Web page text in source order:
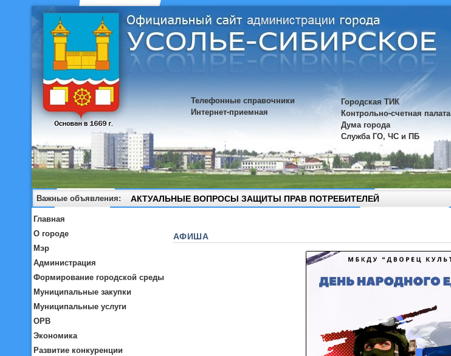
Телефонные справочники
Интернет-приемная
Городская ТИК
Контрольно-счетная палата
Дума города
Служба ГО, ЧС и ПБ
Важные объявления: АКТУАЛЬНЫЕ ВОПРОСЫ ЗАЩИТЫ ПРАВ ПОТРЕБИТЕЛЕЙ
Главная
О городе
Мэр
Администрация
Формирование городской среды
Муниципальные закупки
Муниципальные услуги
ОРВ
Экономика
Развитие конкуренции
АФИША